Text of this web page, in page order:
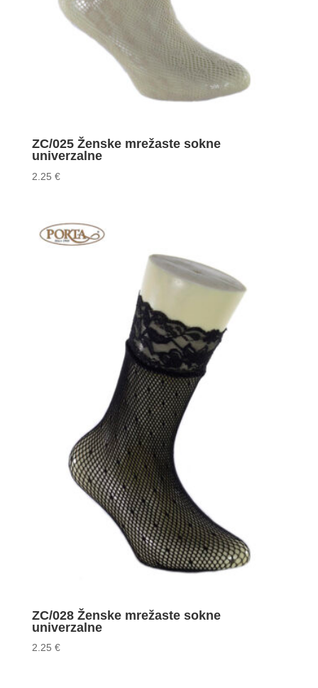
ZC/025 Ženske mrežaste sokne
univerzalne
2.25 €
ZC/028 Ženske mrežaste sokne
univerzalne
2.25 €